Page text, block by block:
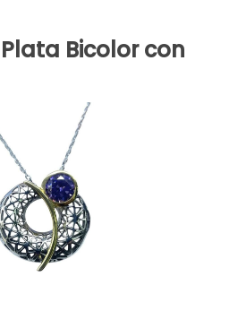
Bicolor con